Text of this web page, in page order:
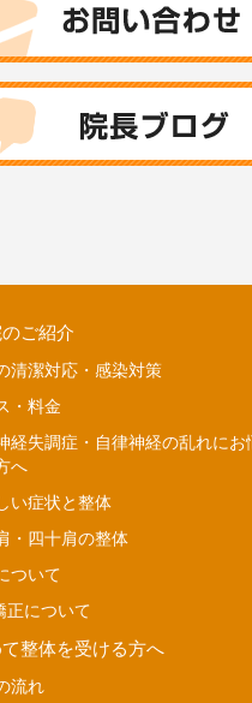
ご紹介
清潔対応・感染対策
・料金
経失調症・自律神経の乱れにお
へ
い症状と整体
・四十肩の整体
ついて
正について
整体を受ける方へ
流れ